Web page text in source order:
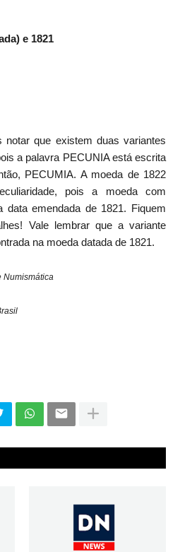
e 1821
que existem duas variantes
a palavra PECUNIA está escrita
PECUMIA. A moeda de 1822
pois a moeda com
data emendada de 1821. Fiquem
Vale lembrar que a variante
na moeda datada de 1821.
Numismática